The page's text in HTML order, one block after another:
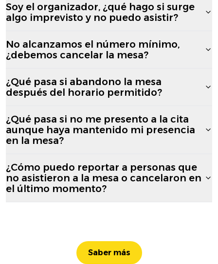
Soy el organizador, ¿qué hago si surge
algo imprevisto y no puedo asistir?
No alcanzamos el número mínimo,
¿debemos cancelar la mesa?
¿Qué pasa si abandono la mesa
después del horario permitido?
¿Qué pasa si no me presento a la cita
aunque haya mantenido mi presencia
en la mesa?
¿Cómo puedo reportar a personas que
no asistieron a la mesa o cancelaron en
el último momento?
Saber más